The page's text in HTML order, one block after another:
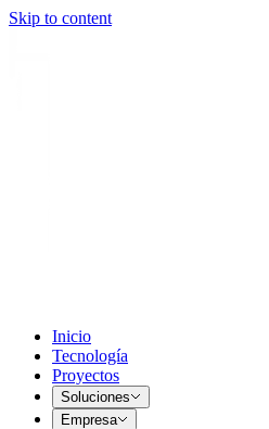
Skip to content
Inicio
Tecnología
Proyectos
Soluciones
Empresa